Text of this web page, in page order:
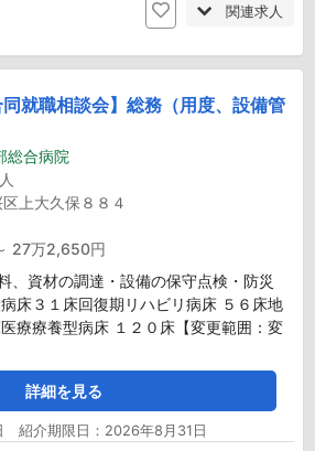
関連求人
同就職相談会】総務（用度、設備管
総合病院
上大久保８８４
27万2,650円
、資材の調達・設備の保守点検・防災
床３１床回復期リハビリ病床 ５６床地
療療養型病床 １２０床【変更範囲：変
詳細を見る
紹介期限日：2026年8月31日